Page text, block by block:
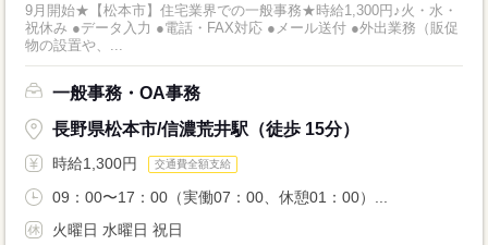
9月開始★【松本市】住宅業界での一般事務★時給1,300円♪火・水・
祝休み ●データ入力 ●電話・FAX対応 ●メール送付 ●外出業務（販促
物の設置や、...
一般事務・OA事務
長野県松本市/信濃荒井駅（徒歩 15分）
時給1,300円 交通費全額支給
09：00〜17：00（実働07：00、休憩01：00）...
火曜日 水曜日 祝日